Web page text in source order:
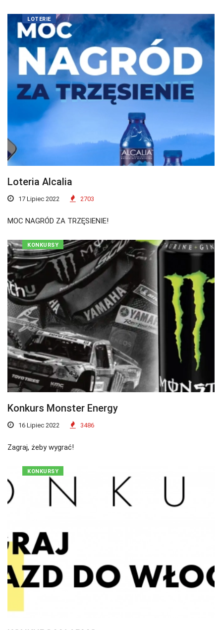
LOTERIE
Loteria Alcalia
17 Lipiec 2022 2703
MOC NAGRÓD ZA TRZĘSIENIE!
KONKURSY
Konkurs Monster Energy
16 Lipiec 2022 3486
Zagraj, żeby wygrać!
KONKURSY